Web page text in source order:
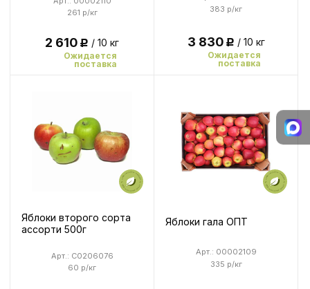
261 р/кг
2 610Р / 10 кг
Ожидается
поставка
383 р/кг
3 830Р / 10 кг
Ожидается
поставка
Яблоки второго сорта
ассорти 500г
60 р/кг
Арт.: C0206076
Яблоки гала ОПТ
335 р/кг
Арт.: 00002109